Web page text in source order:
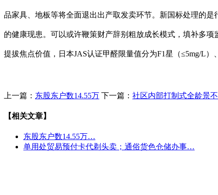
品家具、地板等将全面退出出产取发卖环节。新国标处理的
的健康现患。可以或许鞭策财产辞别粗放成长模式，填补多
提拔焦点价值，日本JAS认证甲醛限量值分为F1星（≤5mg/L
上一篇： 东股东户数14.55万 下一篇： 社区内部打制式全龄景
【相关文章】
东股东户数14.55万…
单用处贸易预付卡代剃头卖；通俗货色仓储办事…